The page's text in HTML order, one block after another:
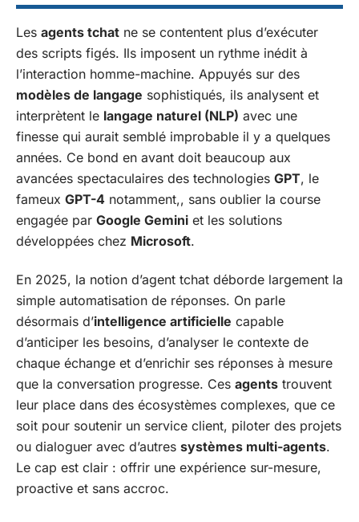
Les agents tchat ne se contentent plus d’exécuter
des scripts figés. Ils imposent un rythme inédit à
l’interaction homme-machine. Appuyés sur des
modèles de langage sophistiqués, ils analysent et
interprètent le langage naturel (NLP) avec une
finesse qui aurait semblé improbable il y a quelques
années. Ce bond en avant doit beaucoup aux
avancées spectaculaires des technologies GPT, le
fameux GPT-4 notamment,, sans oublier la course
engagée par Google Gemini et les solutions
développées chez Microsoft.
En 2025, la notion d’agent tchat déborde largement la
simple automatisation de réponses. On parle
désormais d’intelligence artificielle capable
d’anticiper les besoins, d’analyser le contexte de
chaque échange et d’enrichir ses réponses à mesure
que la conversation progresse. Ces agents trouvent
leur place dans des écosystèmes complexes, que ce
soit pour soutenir un service client, piloter des projets
ou dialoguer avec d’autres systèmes multi-agents.
Le cap est clair : offrir une expérience sur-mesure,
proactive et sans accroc.